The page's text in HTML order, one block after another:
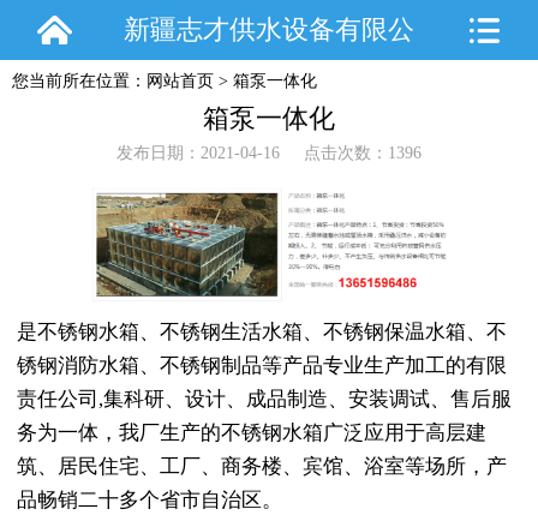
新疆志才供水设备有限公
司
您当前所在位置： 网站首页 > 箱泵一体化
箱泵一体化
发布日期：2021-04-16 点击次数：1396
是不锈钢水箱、不锈钢生活水箱、不锈钢保温水箱、不
锈钢消防水箱、不锈钢制品等产品专业生产加工的有限
责任公司,集科研、设计、成品制造、安装调试、售后服
务为一体，我厂生产的不锈钢水箱广泛应用于高层建
筑、居民住宅、工厂、商务楼、宾馆、浴室等场所，产
品畅销二十多个省市自治区。